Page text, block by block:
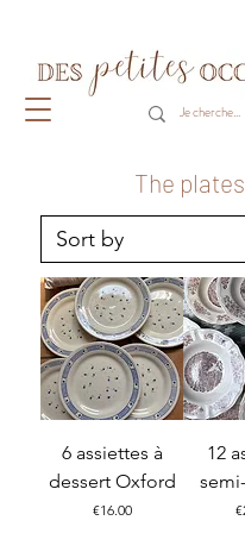
The plates
6 assiettes à
dessert Oxford
Price
€16.00
12